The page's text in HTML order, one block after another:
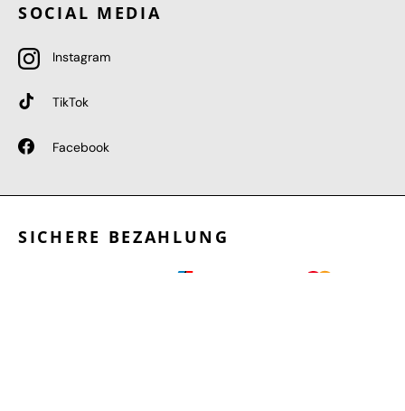
SOCIAL MEDIA
Instagram
TikTok
Facebook
SICHERE BEZAHLUNG